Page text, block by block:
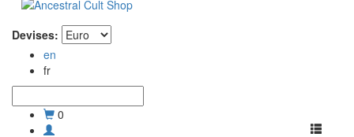
Devises:
en
fr
0
Toggle